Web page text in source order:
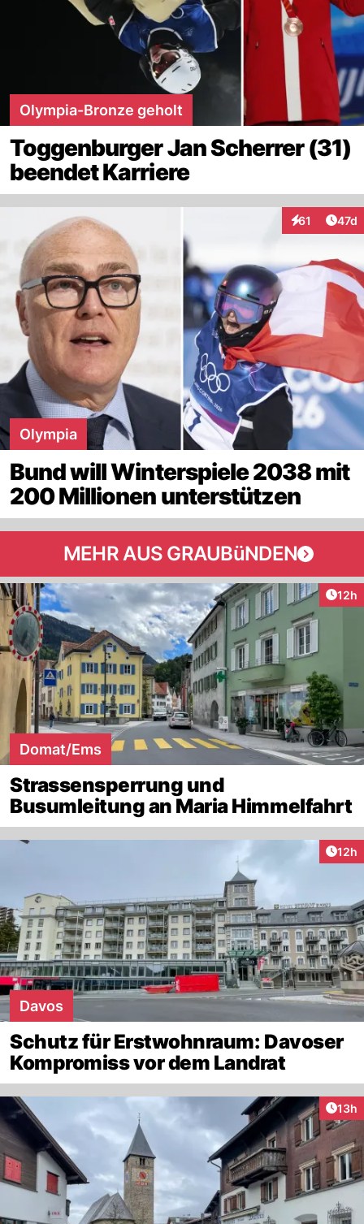
Olympia-Bronze geholt
Toggenburger Jan Scherrer (31)
beendet Karriere
61
Interaktionen
47d
Olympia
Bund will Winterspiele 2038 mit
200 Millionen unterstützen
MEHR AUS GRAUBüNDEN
12h
Domat/Ems
Strassensperrung und
Busumleitung an Maria Himmelfahrt
12h
Davos
Schutz für Erstwohnraum: Davoser
Kompromiss vor dem Landrat
13h